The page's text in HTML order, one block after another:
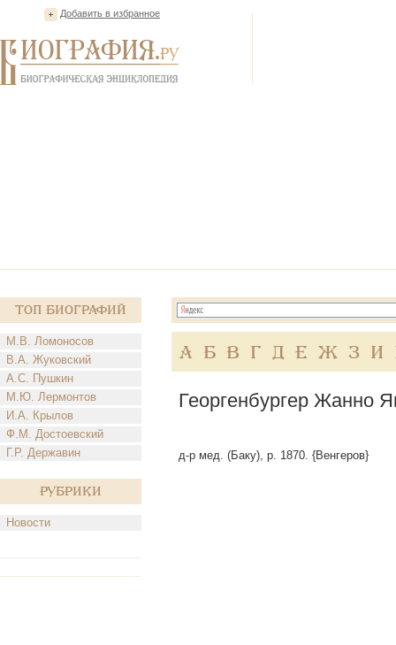
Добавить в избранное
Топ Биографий
М.В. Ломоносов
В.А. Жуковский
А.С. Пушкин
М.Ю. Лермонтов
И.А. Крылов
Ф.М. Достоевский
Г.Р. Державин
Рубрики
Новости
А Б В Г Д Е Ж З И
Георгенбургер Жанно
д-р мед. (Баку), р. 1870. {Венгеров}